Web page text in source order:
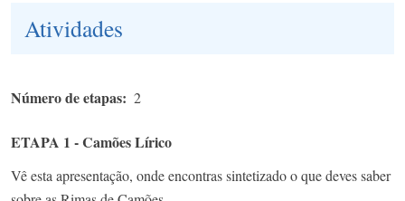
Atividades
Número de etapas 2
ETAPA 1 - Camões Lírico
Vê esta apresentação, onde encontras sintetizado o que deves saber